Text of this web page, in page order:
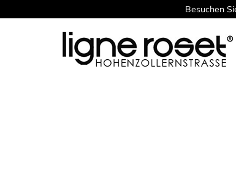
Besuchen